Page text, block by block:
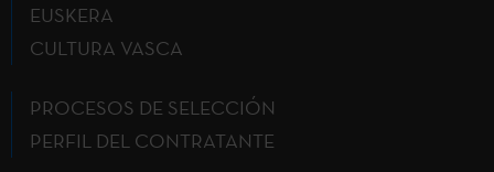
EUSKERA
CULTURA VASCA
PROCESOS DE SELECCIÓN
PERFIL DEL CONTRATANTE